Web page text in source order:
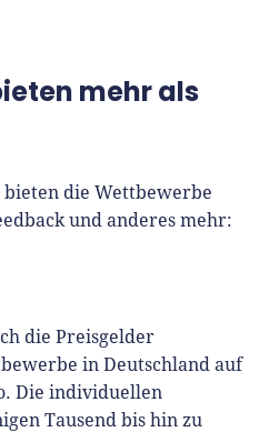
mehr als
die Wettbewerbe
und anderes mehr:
die Preisgelder
in Deutschland auf
Die individuellen
Tausend bis hin zu